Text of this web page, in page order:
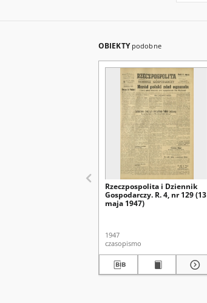
OBIEKTY podobne
Rzeczpospolita i Dziennik
Gospodarczy. R. 4, nr 129 (13
maja 1947)
1947
czasopismo